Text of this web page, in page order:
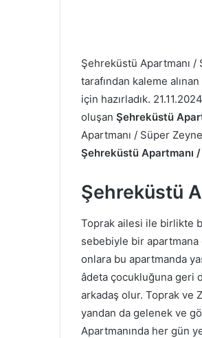
Şehreküstü Apartmanı /
tarafından kaleme
için hazırladık.
oluşan Şehreküstü
Apartmanı / Süper
Şehreküstü Apartmanı
Şehreküstü
Toprak ailesi ile birlikte
sebebiyle bir apartmana
onlara bu apartmanda
âdeta çocukluğuna geri
arkadaş olur. Toprak ve
yandan da gelenek ve
Apartmanında her gün